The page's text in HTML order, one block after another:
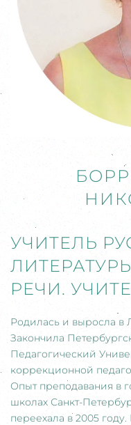
УЧИТЕЛЬ
РЕЧИ.
Родилась и выросла в
Закончила
Педагогический
коррекционной
Опыт преподавания в
школах Санкт-
переехала в 2005